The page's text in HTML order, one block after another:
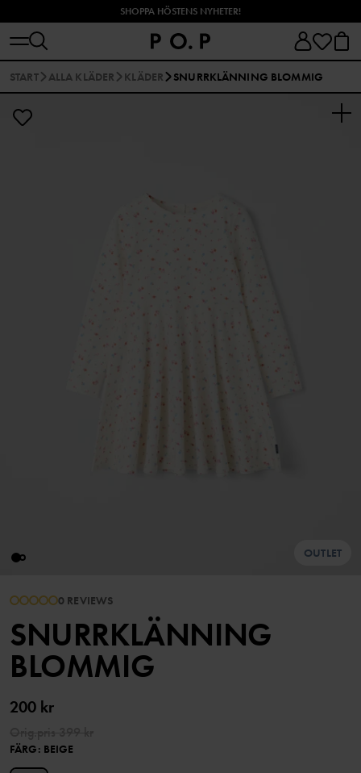
SHOPPA HÖSTENS NYHETER!
START ALLA KLÄDER KLÄDER SNURRKLÄNNING BLOMMIG
OUTLET
0 REVIEWS
SNURRKLÄNNING
BLOMMIG
200 kr
FÄRG: BEIGE